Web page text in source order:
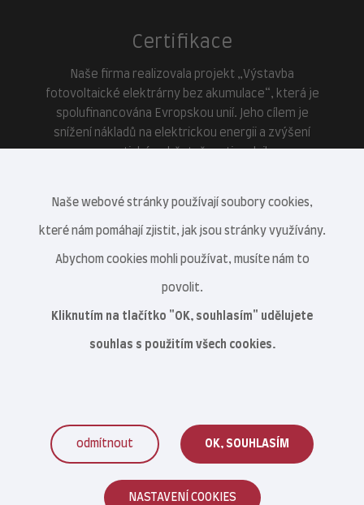
Certifikace
Naše firma realizovala projekt „Výstavba
fotovoltaické elektrárny bez akumulace“, která je
spolufinancována Evropskou unií. Jeho cílem je
snížení nákladů na elektrickou energii a zvýšení
Veterinární centrum s.r.o. © 2021–2026
Naše webové stránky používají soubory cookies,
které nám pomáhají zjistit, jak jsou stránky využívány.
Abychom cookies mohli používat, musíte nám to
povolit.
Kliknutím na tlačítko "OK, souhlasím" udělujete
souhlas s použitím všech cookies.
odmítnout OK, SOUHLASÍM
NASTAVENÍ COOKIES